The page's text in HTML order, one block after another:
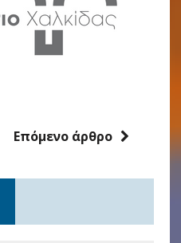
Επόμενο άρθρο